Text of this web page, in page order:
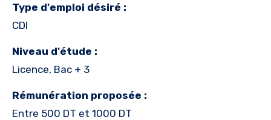
Type d'emploi désiré :
CDI
Niveau d'étude :
Licence, Bac + 3
Rémunération proposée :
Entre 500 DT et 1000 DT